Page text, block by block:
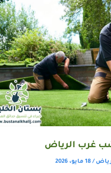
غرب الرياض
/18 مايو، 2026